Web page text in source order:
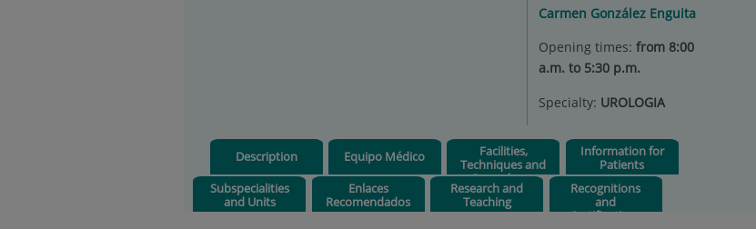
Carmen González Enguita
Opening times: from 8:00
a.m. to 5:30 p.m.
Specialty: UROLOGIA
Description Equipo Médico
Facilities,
Techniques and
Procedures
Information for
Patients
Subspecialities
and Units
Enlaces
Recomendados
Research and
Teaching
Recognitions
and
Certifications